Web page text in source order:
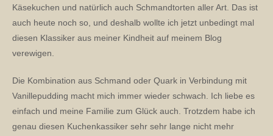
Käsekuchen und natürlich auch Schmandtorten aller Art. Das ist
auch heute noch so, und deshalb wollte ich jetzt unbedingt mal
diesen Klassiker aus meiner Kindheit auf meinem Blog
verewigen.
Die Kombination aus Schmand oder Quark in Verbindung mit
Vanillepudding macht mich immer wieder schwach. Ich liebe es
einfach und meine Familie zum Glück auch. Trotzdem habe ich
genau diesen Kuchenkassiker sehr sehr lange nicht mehr